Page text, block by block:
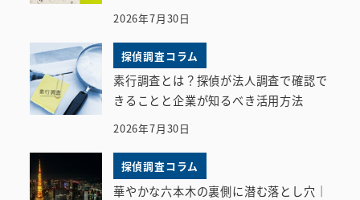
2026年7月30日
探偵調査コラム
素行調査とは？探偵が法人調査で確認で
きることと企業が知るべき活用方法
2026年7月30日
探偵調査コラム
華やかな六本木の裏側に潜む落とし穴｜